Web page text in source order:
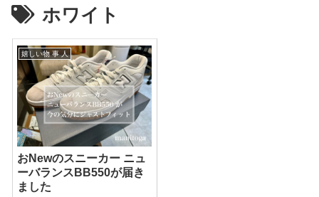
ホワイト
嬉しい物 事 人
おNewのスニーカー ニュ
ーバランスBB550が届き
ました